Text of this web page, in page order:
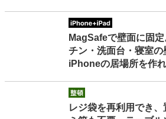
MagSafeで壁面に固
チン・洗面台・寝室
iPhoneの居場所を作
レジ袋を再利用でき